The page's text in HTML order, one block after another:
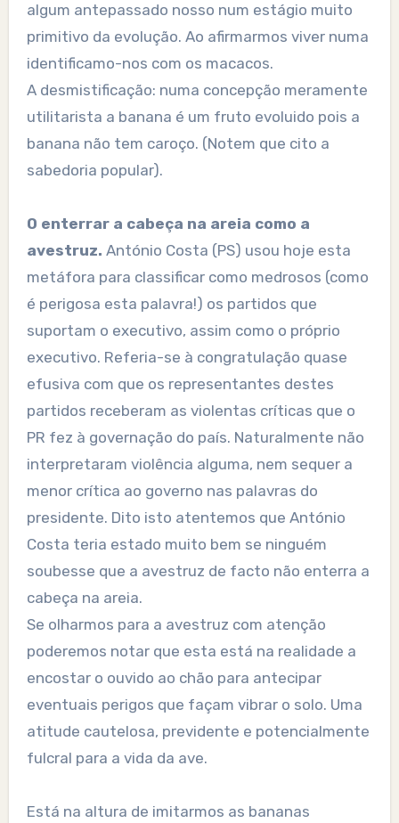
algum antepassado nosso num estágio muito
primitivo da evolução. Ao afirmarmos viver numa
identificamo-nos com os macacos.
A desmistificação: numa concepção meramente
utilitarista a banana é um fruto evoluido pois a
banana não tem caroço. (Notem que cito a
sabedoria popular).
O enterrar a cabeça na areia como a
avestruz. António Costa (PS) usou hoje esta
metáfora para classificar como medrosos (como
é perigosa esta palavra!) os partidos que
suportam o executivo, assim como o próprio
executivo. Referia-se à congratulação quase
efusiva com que os representantes destes
partidos receberam as violentas críticas que o
PR fez à governação do país. Naturalmente não
interpretaram violência alguma, nem sequer a
menor crítica ao governo nas palavras do
presidente. Dito isto atentemos que António
Costa teria estado muito bem se ninguém
soubesse que a avestruz de facto não enterra a
cabeça na areia.
Se olharmos para a avestruz com atenção
poderemos notar que esta está na realidade a
encostar o ouvido ao chão para antecipar
eventuais perigos que façam vibrar o solo. Uma
atitude cautelosa, previdente e potencialmente
fulcral para a vida da ave.
Está na altura de imitarmos as bananas